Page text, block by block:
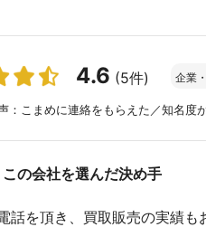
4.6 (5件) 企業
：こまめに連絡をもらえた／知名度
この会社を選んだ決め手
話を頂き、買取販売の実績